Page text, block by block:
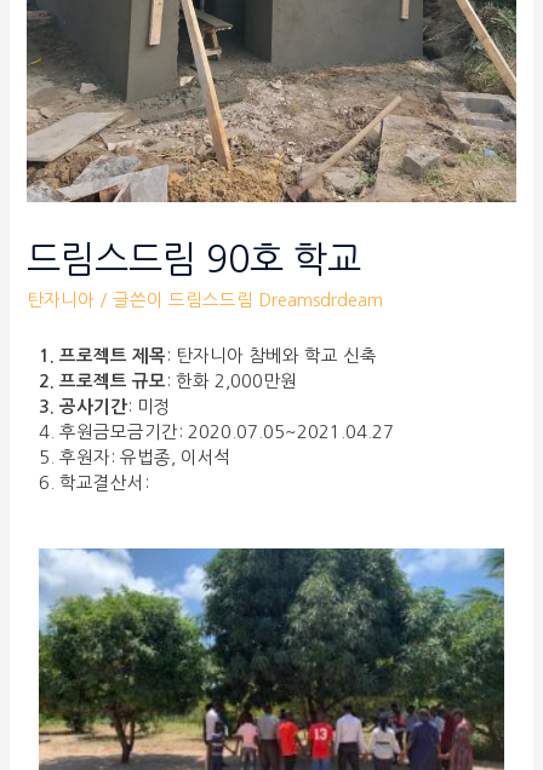
드림스드림 90호 학교
탄자니아 / 글쓴이드림스드림 Dreamsdrdeam
1. 프로젝트 제목 : 탄자니아 참베와 학교 신축
2. 프로젝트 규모 : 한화 2,000만원
3. 공사기간: 미정
4. 후원금모금기간: 2020.07.05~2021.04.27
5. 후원자: 유법종, 이서석
6. 학교결산서: